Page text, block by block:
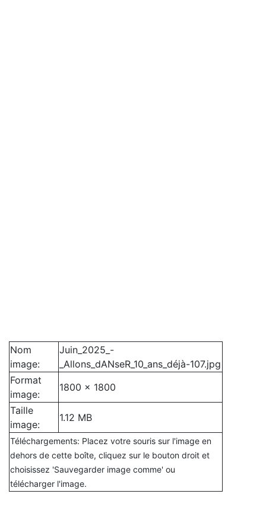
Nom
image:
Juin_2025_-
_Allons_dANseR_10_ans_déjà-107.jpg
Format
image:
1800 x 1800
Taille
image:
1.12 MB
Téléchargements: Placez votre souris sur l'image en
dehors de cette boîte, cliquez sur le bouton droit et
choisissez 'Sauvegarder image comme' ou
télécharger l'image.